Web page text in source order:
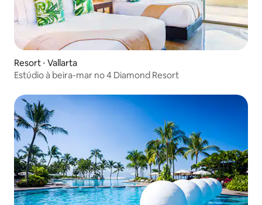
Resort ⋅ Vallarta
Estúdio à beira-mar no 4 Diamond Resort